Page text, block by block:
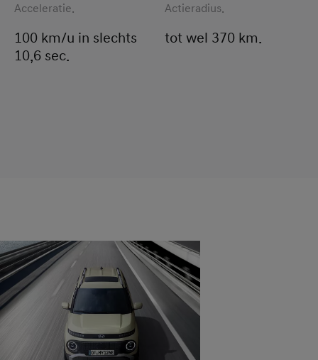
Acceleratie.
100 km/u in slechts
10,6 sec.
Actieradius.
tot wel 370 km.